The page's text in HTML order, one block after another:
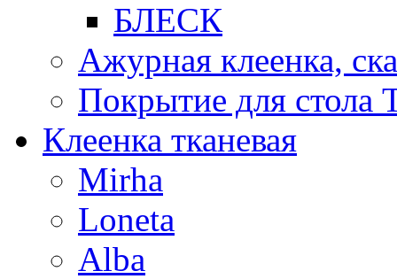
БЛЕСК
Ажурная клеенка,
Покрытие для стола
Клеенка тканевая
Mirha
Loneta
Alba